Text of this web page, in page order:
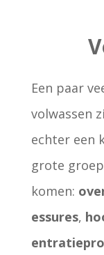
Een paar
volwassen
echter een
grote
komen: o
essures,